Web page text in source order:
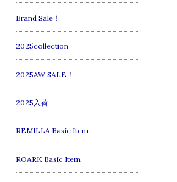
Brand Sale！
2025collection
2025AW SALE！
2025入荷
REMILLA Basic Item
ROARK Basic Item